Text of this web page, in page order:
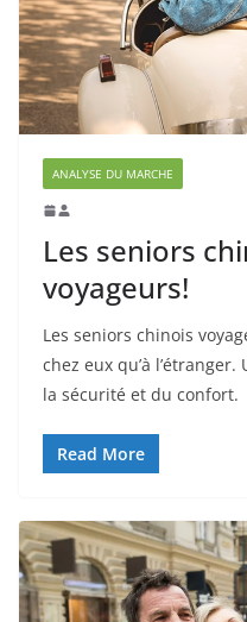
ANALYSE DU MARCHE
Les seniors
voyageurs!
Les seniors chinois
chez eux qu’à
la sécurité et du confort.
Read More